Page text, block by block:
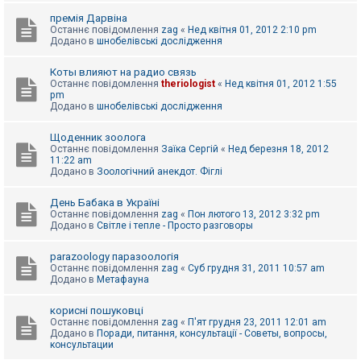
премія Дарвіна
Останнє повідомлення zag « Нед квітня 01, 2012 2:10 pm
Додано в шнобелівські дослідження
Коты влияют на радио связь
Останнє повідомлення theriologist « Нед квітня 01, 2012 1:55
pm
Додано в шнобелівські дослідження
Щоденник зоолога
Останнє повідомлення Заїка Сергій « Нед березня 18, 2012
11:22 am
Додано в Зоологічний анекдот. Фіглі
День Бабака в Україні
Останнє повідомлення zag « Пон лютого 13, 2012 3:32 pm
Додано в Світле і тепле - Просто разговоры
parazoology паразоологія
Останнє повідомлення zag « Суб грудня 31, 2011 10:57 am
Додано в Метафауна
корисні пошуковці
Останнє повідомлення zag « П'ят грудня 23, 2011 12:01 am
Додано в Поради, питання, консультації - Советы, вопросы,
консультации